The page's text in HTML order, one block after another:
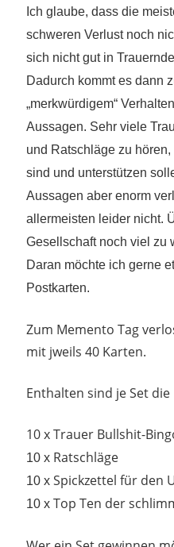
Ich glaube, dass die
schweren Verlust noch
sich nicht gut in
Dadurch kommt es dann
„merkwürdigem“
Aussagen. Sehr viele
und Ratschläge zu
sind und unterstützen
Aussagen aber enorm
allermeisten leider nicht.
Gesellschaft noch viel zu
Daran möchte ich gerne
Postkarten.
Zum Memento Tag
mit jweils 40 Karten.
Enthalten sind je Set die
10 x Trauer Bullshit-
10 x Ratschläge
10 x Spickzettel für den
10 x Top Ten der